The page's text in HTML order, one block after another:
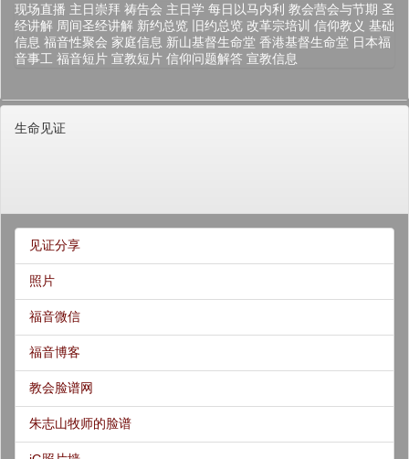
现场直播 主日崇拜 祷告会 主日学 每日以马内利 教会营会与节期 圣
经讲解 周间圣经讲解 新约总览 旧约总览 改革宗培训 信仰教义 基础
信息 福音性聚会 家庭信息 新山基督生命堂 香港基督生命堂 日本福
音事工 福音短片 宣教短片 信仰问题解答 宣教信息
生命见证
见证分享
照片
福音微信
福音博客
教会脸谱网
朱志山牧师的脸谱